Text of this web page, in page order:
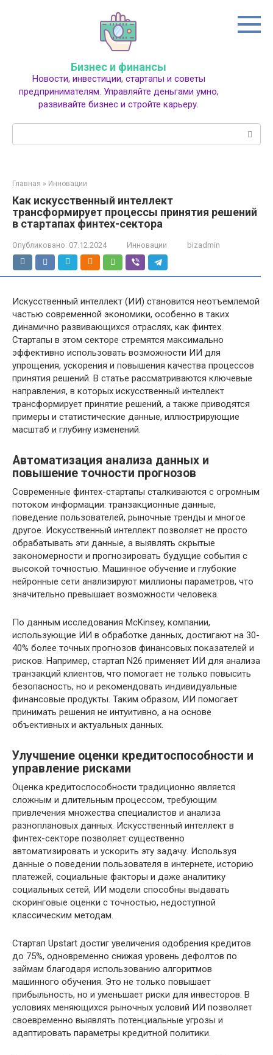
Бизнес и финансы
Новости, инвестиции, стартапы и советы
предпринимателям. Управляйте деньгами умно,
развивайте бизнес и стройте карьеру.
Главная » Инновации
Как искусственный интеллект
трансформирует процессы принятия решений
в стартапах финтех-сектора
Опубликовано: 07.12.2024 Инновации bizadmin
Искусственный интеллект (ИИ) становится неотъемлемой
частью современной экономики, особенно в таких
динамично развивающихся отраслях, как финтех.
Стартапы в этом секторе стремятся максимально
эффективно использовать возможности ИИ для
упрощения, ускорения и повышения качества процессов
принятия решений. В статье рассматриваются ключевые
направления, в которых искусственный интеллект
трансформирует принятие решений, а также приводятся
примеры и статистические данные, иллюстрирующие
масштаб и глубину изменений.
Автоматизация анализа данных и
повышение точности прогнозов
Современные финтех-стартапы сталкиваются с огромным
потоком информации: транзакционные данные,
поведение пользователей, рыночные тренды и многое
другое. Искусственный интеллект позволяет не просто
обрабатывать эти данные, а выявлять скрытые
закономерности и прогнозировать будущие события с
высокой точностью. Машинное обучение и глубокие
нейронные сети анализируют миллионы параметров, что
значительно превышает возможности человека.
По данным исследования McKinsey, компании,
использующие ИИ в обработке данных, достигают на 30-
40% более точных прогнозов финансовых показателей и
рисков. Например, стартап N26 применяет ИИ для анализа
транзакций клиентов, что помогает не только повысить
безопасность, но и рекомендовать индивидуальные
финансовые продукты. Таким образом, ИИ помогает
принимать решения не интуитивно, а на основе
объективных и актуальных данных.
Улучшение оценки кредитоспособности и
управление рисками
Оценка кредитоспособности традиционно является
сложным и длительным процессом, требующим
привлечения множества специалистов и анализа
разноплановых данных. Искусственный интеллект в
финтех-секторе позволяет существенно
автоматизировать и ускорить эту задачу. Используя
данные о поведении пользователя в интернете, историю
платежей, социальные факторы и даже аналитику
социальных сетей, ИИ модели способны выдавать
скоринговые оценки с точностью, недоступной
классическим методам.
Стартап Upstart достиг увеличения одобрения кредитов
до 75%, одновременно снижая уровень дефолтов по
займам благодаря использованию алгоритмов
машинного обучения. Это не только повышает
прибыльность, но и уменьшает риски для инвесторов. В
условиях меняющихся рыночных условий ИИ позволяет
своевременно выявлять потенциальные угрозы и
адаптировать параметры кредитной политики.